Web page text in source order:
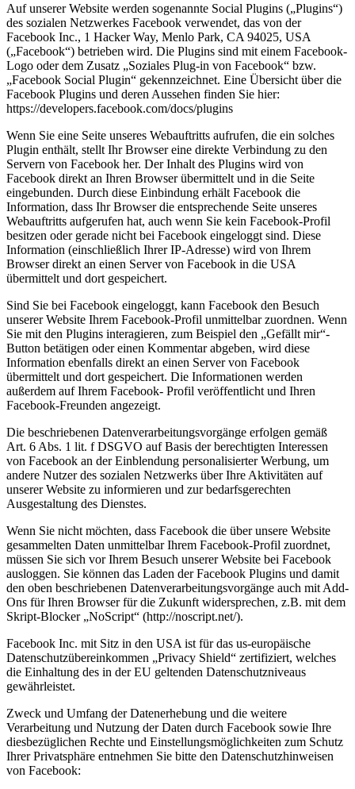
Auf unserer Website werden sogenannte Social Plugins („Plugins“)
des sozialen Netzwerkes Facebook verwendet, das von der
Facebook Inc., 1 Hacker Way, Menlo Park, CA 94025, USA
(„Facebook“) betrieben wird. Die Plugins sind mit einem Facebook-
Logo oder dem Zusatz „Soziales Plug-in von Facebook“ bzw.
„Facebook Social Plugin“ gekennzeichnet. Eine Übersicht über die
Facebook Plugins und deren Aussehen finden Sie hier:
https://developers.facebook.com/docs/plugins
Wenn Sie eine Seite unseres Webauftritts aufrufen, die ein solches
Plugin enthält, stellt Ihr Browser eine direkte Verbindung zu den
Servern von Facebook her. Der Inhalt des Plugins wird von
Facebook direkt an Ihren Browser übermittelt und in die Seite
eingebunden. Durch diese Einbindung erhält Facebook die
Information, dass Ihr Browser die entsprechende Seite unseres
Webauftritts aufgerufen hat, auch wenn Sie kein Facebook-Profil
besitzen oder gerade nicht bei Facebook eingeloggt sind. Diese
Information (einschließlich Ihrer IP-Adresse) wird von Ihrem
Browser direkt an einen Server von Facebook in die USA
übermittelt und dort gespeichert.
Sind Sie bei Facebook eingeloggt, kann Facebook den Besuch
unserer Website Ihrem Facebook-Profil unmittelbar zuordnen. Wenn
Sie mit den Plugins interagieren, zum Beispiel den „Gefällt mir“-
Button betätigen oder einen Kommentar abgeben, wird diese
Information ebenfalls direkt an einen Server von Facebook
übermittelt und dort gespeichert. Die Informationen werden
außerdem auf Ihrem Facebook- Profil veröffentlicht und Ihren
Facebook-Freunden angezeigt.
Die beschriebenen Datenverarbeitungsvorgänge erfolgen gemäß
Art. 6 Abs. 1 lit. f DSGVO auf Basis der berechtigten Interessen
von Facebook an der Einblendung personalisierter Werbung, um
andere Nutzer des sozialen Netzwerks über Ihre Aktivitäten auf
unserer Website zu informieren und zur bedarfsgerechten
Ausgestaltung des Dienstes.
Wenn Sie nicht möchten, dass Facebook die über unsere Website
gesammelten Daten unmittelbar Ihrem Facebook-Profil zuordnet,
müssen Sie sich vor Ihrem Besuch unserer Website bei Facebook
ausloggen. Sie können das Laden der Facebook Plugins und damit
den oben beschriebenen Datenverarbeitungsvorgänge auch mit Add-
Ons für Ihren Browser für die Zukunft widersprechen, z.B. mit dem
Skript-Blocker „NoScript“ (http://noscript.net/).
Facebook Inc. mit Sitz in den USA ist für das us-europäische
Datenschutzübereinkommen „Privacy Shield“ zertifiziert, welches
die Einhaltung des in der EU geltenden Datenschutzniveaus
gewährleistet.
Zweck und Umfang der Datenerhebung und die weitere
Verarbeitung und Nutzung der Daten durch Facebook sowie Ihre
diesbezüglichen Rechte und Einstellungsmöglichkeiten zum Schutz
Ihrer Privatsphäre entnehmen Sie bitte den Datenschutzhinweisen
von Facebook: